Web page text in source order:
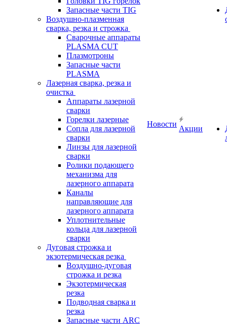
Запасные части TIG
Воздушно-плазменная
сварка, резка и строжка
Сварочные аппараты
PLASMA CUT
Плазмотроны
Запасные части
PLASMA
Лазерная сварка, резка и
очистка
Аппараты лазерной
сварки
Горелки лазерные
Сопла для лазерной
сварки
Линзы для лазерной
сварки
Ролики подающего
механизма для
лазерного аппарата
Каналы
направляющие для
лазерного аппарата
Уплотнительные
кольца для лазерной
сварки
Дуговая строжка и
экзотермическая резка
Воздушно-дуговая
строжка и резка
Экзотермическая
резка
Подводная сварка и
резка
Запасные части ARC
Новости
Акции